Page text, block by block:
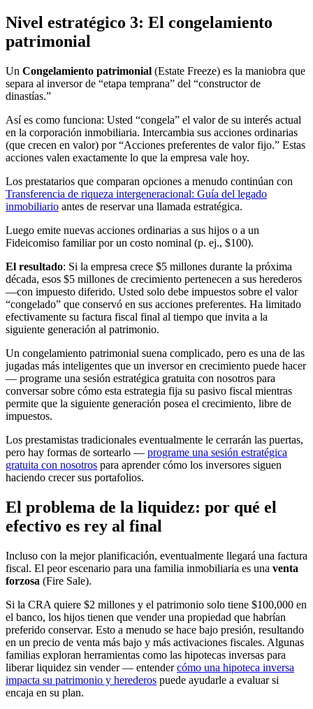
Nivel estratégico 3: El congelamiento
patrimonial
Un Congelamiento patrimonial (Estate Freeze) es la maniobra que
separa al inversor de “etapa temprana” del “constructor de
dinastías.”
Así es como funciona: Usted “congela” el valor de su interés actual
en la corporación inmobiliaria. Intercambia sus acciones ordinarias
(que crecen en valor) por “Acciones preferentes de valor fijo.” Estas
acciones valen exactamente lo que la empresa vale hoy.
Los prestatarios que comparan opciones a menudo continúan con
Transferencia de riqueza intergeneracional: Guía del legado
inmobiliario antes de reservar una llamada estratégica.
Luego emite nuevas acciones ordinarias a sus hijos o a un
Fideicomiso familiar por un costo nominal (p. ej., $100).
El resultado: Si la empresa crece $5 millones durante la próxima
década, esos $5 millones de crecimiento pertenecen a sus herederos
—con impuesto diferido. Usted solo debe impuestos sobre el valor
“congelado” que conservó en sus acciones preferentes. Ha limitado
efectivamente su factura fiscal final al tiempo que invita a la
siguiente generación al patrimonio.
Un congelamiento patrimonial suena complicado, pero es una de las
jugadas más inteligentes que un inversor en crecimiento puede hacer
— programe una sesión estratégica gratuita con nosotros para
conversar sobre cómo esta estrategia fija su pasivo fiscal mientras
permite que la siguiente generación posea el crecimiento, libre de
impuestos.
Los prestamistas tradicionales eventualmente le cerrarán las puertas,
pero hay formas de sortearlo — programe una sesión estratégica
gratuita con nosotros para aprender cómo los inversores siguen
haciendo crecer sus portafolios.
El problema de la liquidez: por qué el
efectivo es rey al final
Incluso con la mejor planificación, eventualmente llegará una factura
fiscal. El peor escenario para una familia inmobiliaria es una venta
forzosa (Fire Sale).
Si la CRA quiere $2 millones y el patrimonio solo tiene $100,000 en
el banco, los hijos tienen que vender una propiedad que habrían
preferido conservar. Esto a menudo se hace bajo presión, resultando
en un precio de venta más bajo y más activaciones fiscales. Algunas
familias exploran herramientas como las hipotecas inversas para
liberar liquidez sin vender — entendercómo una hipoteca inversa
impacta su patrimonio y herederos puede ayudarle a evaluar si
encaja en su plan.